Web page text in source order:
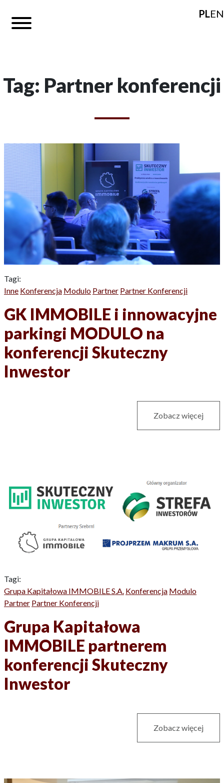
PLEN
Tag: Partner konferencji
Tagi:
Inne Konferencja Modulo Partner Partner Konferencji
GK IMMOBILE i innowacyjne
parkingi MODULO na
konferencji Skuteczny
Inwestor
Zobacz więcej
Tagi:
Grupa Kapitałowa IMMOBILE S.A. Konferencja Modulo
Partner Partner Konferencji
Grupa Kapitałowa
IMMOBILE partnerem
konferencji Skuteczny
Inwestor
Zobacz więcej